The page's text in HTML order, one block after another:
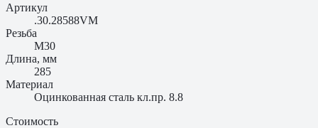
Артикул
.30.28588VM
Резьба
M30
Длина, мм
285
Материал
Оцинкованная сталь кл.пр. 8.8
Стоимость